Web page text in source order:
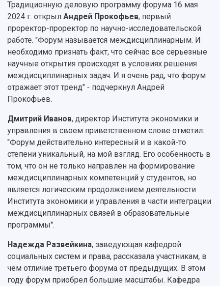
Фирменный стиль
Устойчивое развитие
Кампус
3D-тур по университету
Музеи
Учебный аэродром
Центр истории авиационных двигателей
Ботанический сад
Умный дом бабочек
Международный межвузовский кампус
Сведения об образовательной организации
Официальные документы
Видеолекции
Противодействие COVID-19
Отчеты о научно-исследовательской
деятельности
Журналы Самарского университета
Научные конференции
Патенты
Публикации и издания
Отчеты о проведенных конференциях
Традиционную деловую программу форума 16 мая
2024 г. открыл Андрей Прокофьев, первый
проректор-проректор по научно-исследовательской
работе. "Форум называется междисциплинарным. И
необходимо признать факт, что сейчас все серьезные
научные открытия происходят в условиях решения
междисциплинарных задач. И я очень рад, что форум
отражает этот тренд" - подчеркнул Андрей
Прокофьев.
Дмитрий Иванов, директор Института экономики и
управления в своем приветственном слове отметил:
"Форум действительно интересный и в какой-то
степени уникальный, на мой взгляд. Его особенность в
том, что он не только направлен на формирование
междисциплинарных компетенций у студентов, но
является логическим продолжением деятельности
Института экономики и управления в части интеграции
междисциплинарных связей в образовательные
программы".
Надежда Развейкина, заведующая кафедрой
социальных систем и права, рассказала участникам, в
чем отличие третьего форума от предыдущих. В этом
году форум приобрел большие масштабы. Кафедра